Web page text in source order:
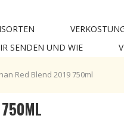
SENDEN UND WIE
Red Blend 2019 750ml